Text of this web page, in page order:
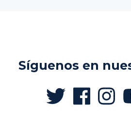
Síguenos en